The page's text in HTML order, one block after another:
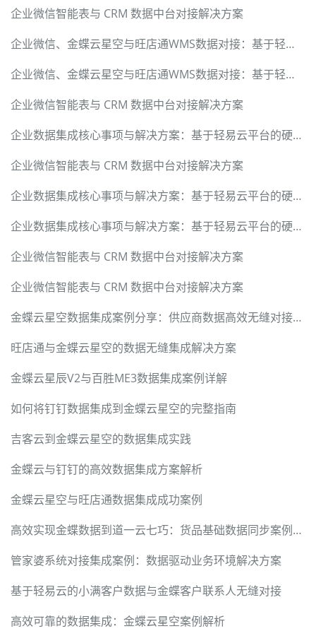
企业微信智能表与 CRM 数据中台对接解决方案
企业微信、金蝶云星空与旺店通WMS数据对接：基于轻易云数据集成平台的技术解密
企业微信、金蝶云星空与旺店通WMS数据对接：基于轻易云数据集成平台的技术解密
企业微信智能表与 CRM 数据中台对接解决方案
企业数据集成核心事项与解决方案：基于轻易云平台的硬核实践指南
企业微信智能表与 CRM 数据中台对接解决方案
企业数据集成核心事项与解决方案：基于轻易云平台的硬核实践指南
企业数据集成核心事项与解决方案：基于轻易云平台的硬核实践指南
企业微信智能表与 CRM 数据中台对接解决方案
企业微信智能表与 CRM 数据中台对接解决方案
金蝶云星空数据集成案例分享：供应商数据高效无缝对接方案
旺店通与金蝶云星空的数据无缝集成解决方案
金蝶云星辰V2与百胜ME3数据集成案例详解
如何将钉钉数据集成到金蝶云星空的完整指南
吉客云到金蝶云星空的数据集成实践
金蝶云与钉钉的高效数据集成方案解析
金蝶云星空与旺店通数据集成成功案例
高效实现金蝶数据到道一云七巧：货品基础数据同步案例分析
管家婆系统对接集成案例：数据驱动业务环境解决方案
基于轻易云的小满客户数据与金蝶客户联系人无缝对接
高效可靠的数据集成：金蝶云星空案例解析